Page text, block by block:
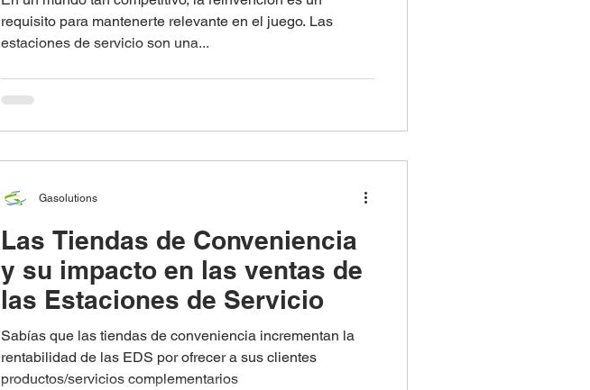
requisito para mantenerte relevante en el juego. Las
estaciones de servicio son una...
Las Tiendas de Conveniencia
y su impacto en las ventas de
las Estaciones de Servicio
Sabías que las tiendas de conveniencia incrementan la
rentabilidad de las EDS por ofrecer a sus clientes
productos/servicios complementarios
Gasolutions